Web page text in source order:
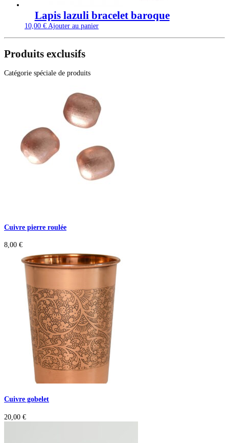
Lapis lazuli bracelet baroque
10,00 € Ajouter au panier
Produits exclusifs
Catégorie spéciale de produits
Cuivre pierre roulée
8,00 €
Cuivre gobelet
20,00 €